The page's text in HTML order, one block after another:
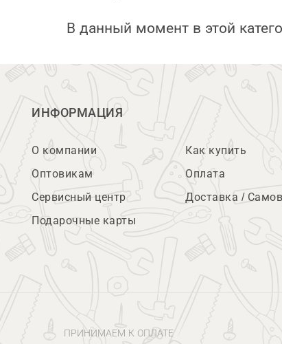
В данный момент в этой
ИНФОРМАЦИЯ
О компании
Оптовикам
Сервисный центр
Подарочные карты
Как купить
Оплата
Доставка /
ПРИНИМАЕМ К ОПЛАТЕ